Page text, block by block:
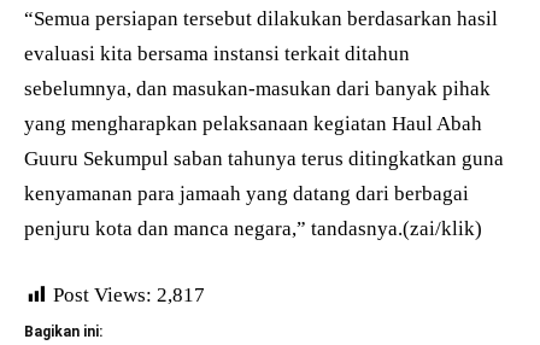
“Semua persiapan tersebut dilakukan berdasarkan hasil
evaluasi kita bersama instansi terkait ditahun
sebelumnya, dan masukan-masukan dari banyak pihak
yang mengharapkan pelaksanaan kegiatan Haul Abah
Guuru Sekumpul saban tahunya terus ditingkatkan guna
kenyamanan para jamaah yang datang dari berbagai
penjuru kota dan manca negara,” tandasnya.(zai/klik)
Post Views: 2,817
Bagikan ini: